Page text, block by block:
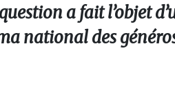
a fait l’objet
national des